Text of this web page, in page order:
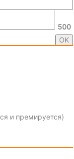
500
и премируется)